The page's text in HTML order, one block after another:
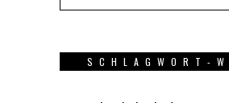
SCHLAGWORT-